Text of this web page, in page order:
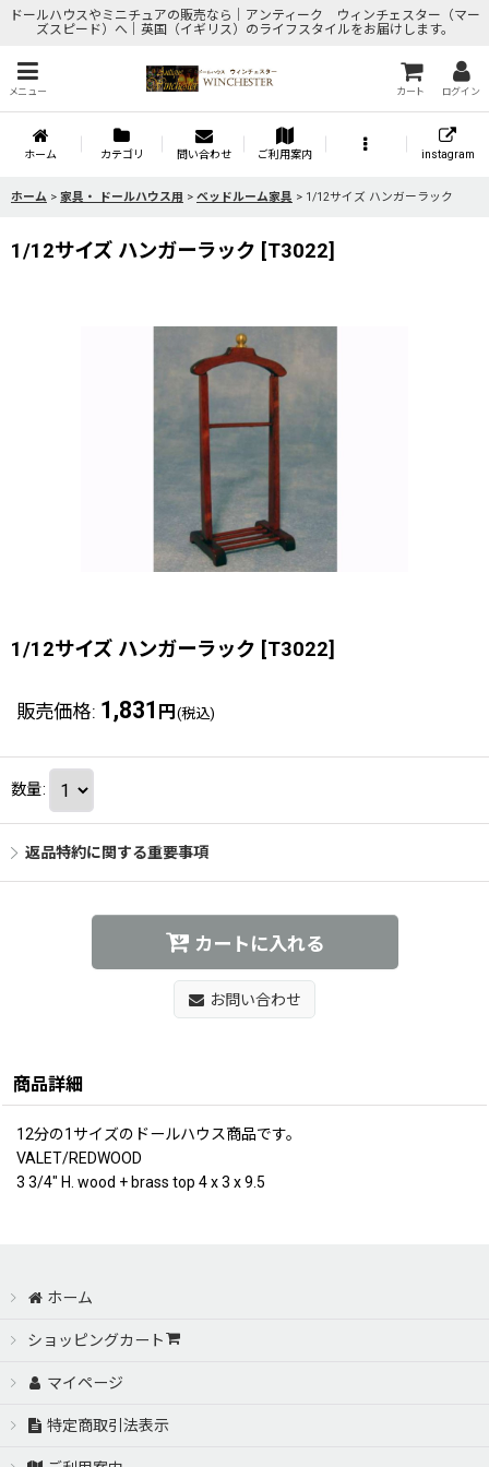
ドールハウスやミニチュアの販売なら｜アンティーク ウィンチェスター（マー
ズスピード）へ｜英国（イギリス）のライフスタイルをお届けします。
メニュー カート ログイン
ホーム カテゴリ 問い合わせ ご利用案内 instagram
ホーム > 家具・ ドールハウス用 > ベッドルーム家具 > 1/12サイズ ハンガーラック
1/12サイズ ハンガーラック [T3022]
1/12サイズ ハンガーラック [T3022]
販売価格: 1,831 円 (税込)
数量:
返品特約に関する重要事項
カートに入れる
お問い合わせ
商品詳細
12分の1サイズのドールハウス商品です。
VALET/REDWOOD
3 3/4" H. wood + brass top 4 x 3 x 9.5
ホーム
ショッピングカート
マイページ
特定商取引法表示